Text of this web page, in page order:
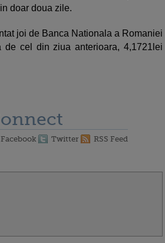
doar doua zile.
joi de Banca Nationala a Romaniei
de cel din ziua anterioara, 4,1721lei
Facebook Twitter RSS Feed